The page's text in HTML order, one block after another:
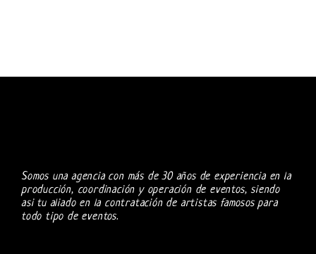
Somos una agencia con más de 30 años de experiencia en la
producción, coordinación y operación de eventos, siendo
asi tu aliado en la contratación de artistas famosos para
todo tipo de eventos.